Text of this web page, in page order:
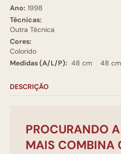
Ano: 1998
Técnicas:
Outra Técnica
Cores:
Colorido
Medidas (A/L/P): 48 cm 48 cm
DESCRIÇÃO
PROCURANDO
MAIS COMBINA